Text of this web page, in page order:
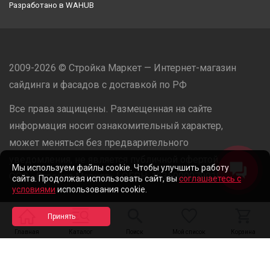
Главная Каталог Поиск Мой список Корзина
Разработано в WAHUB
2009-2026 © Стройка Маркет — Интернет-магазин
сайдинга и фасадов с доставкой по РФ
Все права защищены. Размещенная на сайте
информация носит ознакомительный характер,
может меняться без предварительного
ООО «Стройка Маркет» | ОГРН: 1235000079918
Разработано в
Мы используем файлы cookie. Чтобы улучшить работу
сайта. Продолжая использовать сайт, вы соглашаетесь с
условиями использования cookie.